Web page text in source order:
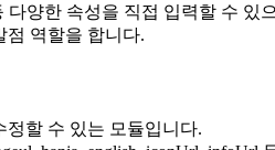
다양한 속성을 직접 입력할 수
점 역할을 합니다.
할 수 있는 모듈입니다.